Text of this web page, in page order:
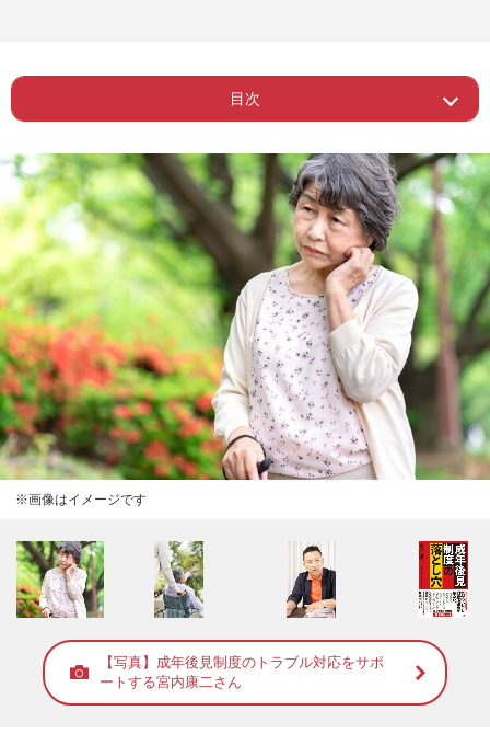
目次
Page 1
ー 後見制度で相談しに来るのは女性が8
割
Page 2 ー プロの後見人が起こしたトラブル
Page 3 ー 成年後見制度の種類と違い
※画像はイメージです
【写真】成年後見制度のトラブル対応をサポ
ートする宮内康二さん